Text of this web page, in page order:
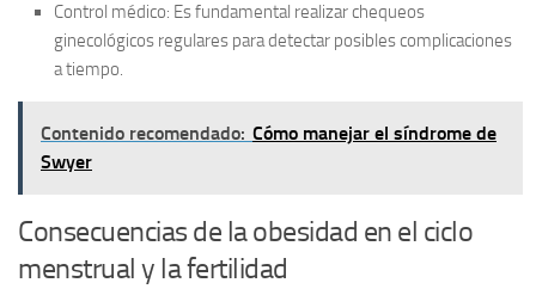
Control médico: Es fundamental realizar chequeos
ginecológicos regulares para detectar posibles complicaciones
a tiempo.
Contenido recomendado: Cómo manejar el síndrome de
Swyer
Consecuencias de la obesidad en el ciclo
menstrual y la fertilidad